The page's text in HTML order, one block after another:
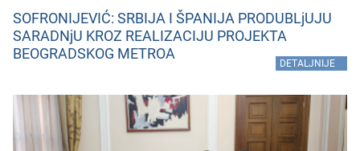
SOFRONIJEVIĆ: SRBIJA I ŠPANIJA PRODUBLjUJU
SARADNjU KROZ REALIZACIJU PROJEKTA
BEOGRADSKOG METROA
DETALJNIJE